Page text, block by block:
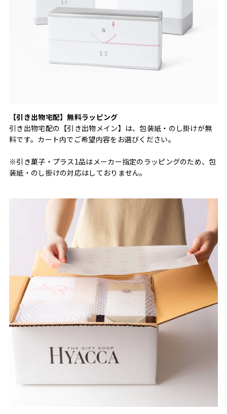
【引き出物宅配】無料ラッピング
引き出物宅配の【引き出物メイン】は、包装紙・のし掛けが無
料です。カート内でご希望内容をお選びください。
※引き菓子・プラス1品はメーカー指定のラッピングのため、包
装紙・のし掛けの対応はしておりません。